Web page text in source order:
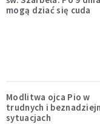
mogą dziać się cuda
Modlitwa ojca Pio w
trudnych i
sytuacjach